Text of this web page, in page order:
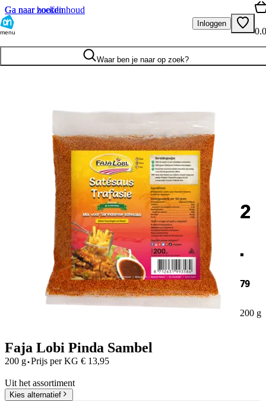
Ga naar hoofdinhoud
Ga naar zoeken
menu
Inloggen
Waar ben je naar op zoek?
2
.
79
200 g
Faja Lobi Pinda Sambel
200 g·Prijs per KG € 13,95
Uit het assortiment
Kies alternatief